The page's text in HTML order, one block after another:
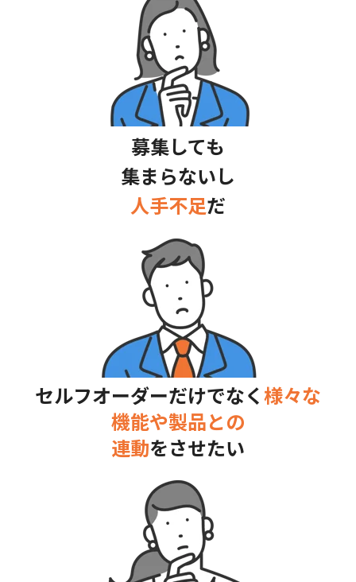
募集しても
集まらないし
人手不足だ
セルフオーダーだけでなく様々な
機能や製品との
連動をさせたい